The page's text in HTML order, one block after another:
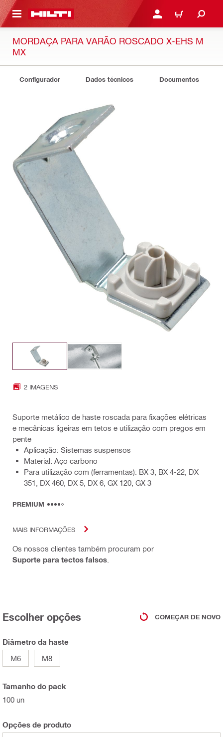
CONTENT ENTRAR OU REGISTAR
CARRINHO
MORDAÇA PARA VARÃO ROSCADO X-EHS M
MX
Configurador Dados técnicos Documentos
2 IMAGENS
Suporte metálico de haste roscada para fixações elétricas
e mecânicas ligeiras em tetos e utilização com pregos em
pente
Aplicação: Sistemas suspensos
Material: Aço carbono
Para utilização com (ferramentas): BX 3, BX 4-22, DX
351, DX 460, DX 5, DX 6, GX 120, GX 3
PREMIUM
MAIS INFORMAÇÕES
Os nossos clientes também procuram por
Suporte para tectos falsos
Escolher opções COMEÇAR DE NOVO
Diâmetro da haste
M6
M8
Tamanho do pack
100 un
Opções de produto